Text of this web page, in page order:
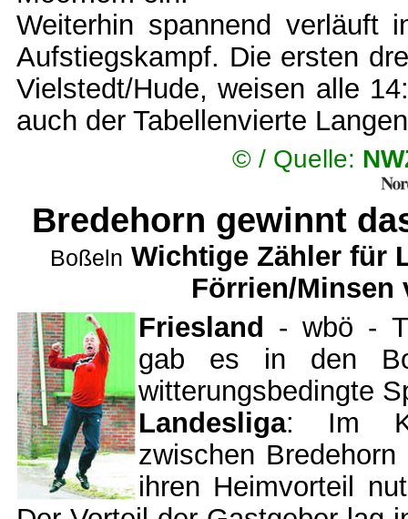
Weiterhin spannend verläuft
Aufstiegskampf. Die ersten
Vielstedt/Hude, weisen alle
auch der Tabellenvierte
© / Quelle:
Bredehorn gewinnt
Boßeln Wichtige Zähler für
Förrien/Minsen
Friesland
- wbö -
gab es in den
witterungsbedingte
Landesliga: Im
zwischen
ihren Heimvorteil